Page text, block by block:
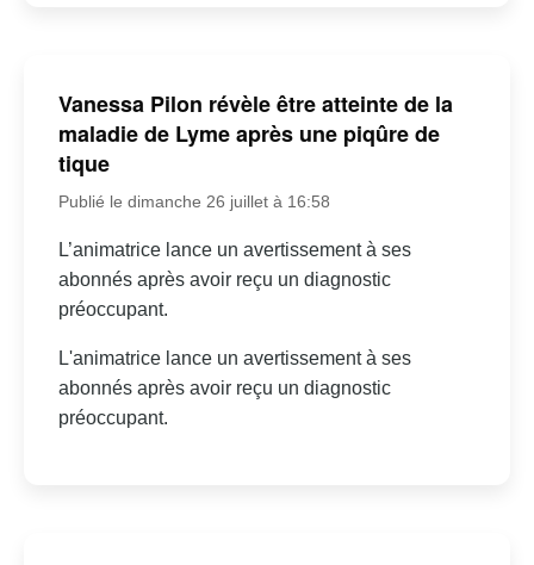
Vanessa Pilon révèle être atteinte de la
maladie de Lyme après une piqûre de
tique
Publié le dimanche 26 juillet à 16:58
L’animatrice lance un avertissement à ses
abonnés après avoir reçu un diagnostic
préoccupant.
L'animatrice lance un avertissement à ses
abonnés après avoir reçu un diagnostic
préoccupant.